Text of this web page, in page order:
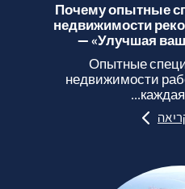
Почему опытные
недвижимости
— «Улучшая
Опытные
недвижимости
каждая